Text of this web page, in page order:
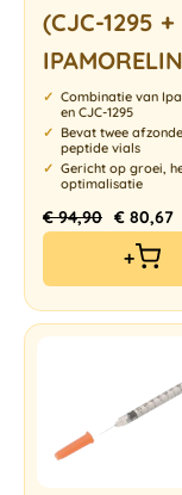
(CJC-1295 +
Combinatie van
en CJC-1295
Bevat twee
peptide vials
Gericht op groei,
optimalisatie
€94,90 € 80,67
+